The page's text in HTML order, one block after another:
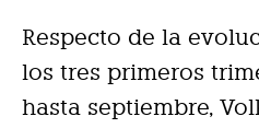
Respecto de la
los tres primeros
hasta septiembre,